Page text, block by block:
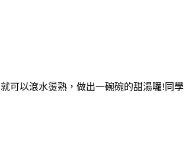
可以滾水燙熟，做出一碗碗的甜湯囉!同學